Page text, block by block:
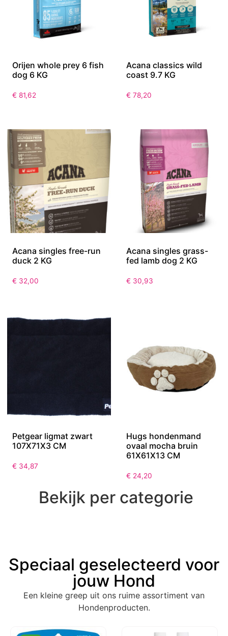
Orijen whole prey 6 fish
dog 6 KG
€ 81,62
Acana classics wild
coast 9.7 KG
€ 78,20
Acana singles free-run
duck 2 KG
€ 32,00
Acana singles grass-
fed lamb dog 2 KG
€ 30,93
Petgear ligmat zwart
107X71X3 CM
€ 34,87
Hugs hondenmand
ovaal mocha bruin
61X61X13 CM
€ 24,20
Bekijk per categorie
Speciaal geselecteerd voor
jouw Hond
Een kleine greep uit ons ruime assortiment van
Hondenproducten.